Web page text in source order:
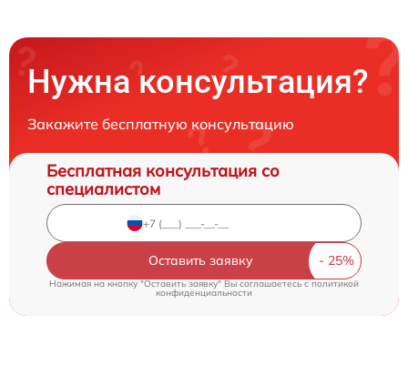
Нужна консультация?
Закажите бесплатную консультацию
Бесплатная консультация со
специалистом
Оставить заявку
Нажимая на кнопку "Оставить заявку" Вы соглашаетесь c политикой
конфиденциальности